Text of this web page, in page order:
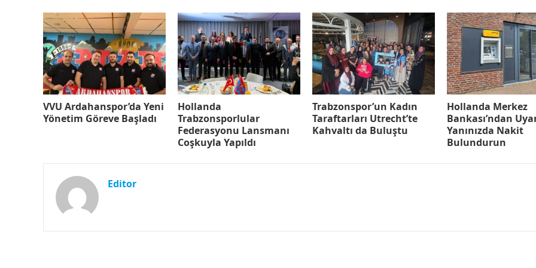
VVU Ardahanspor’da Yeni
Yönetim Göreve Başladı
Hollanda
Trabzonsporlular
Federasyonu Lansmanı
Coşkuyla Yapıldı
Trabzonspor’un Kadın
Taraftarları Utrecht’te
Kahvaltı da Buluştu
Hollanda Merkez
Bankası’ndan
Yanınızda Nakit
Bulundurun
Editor